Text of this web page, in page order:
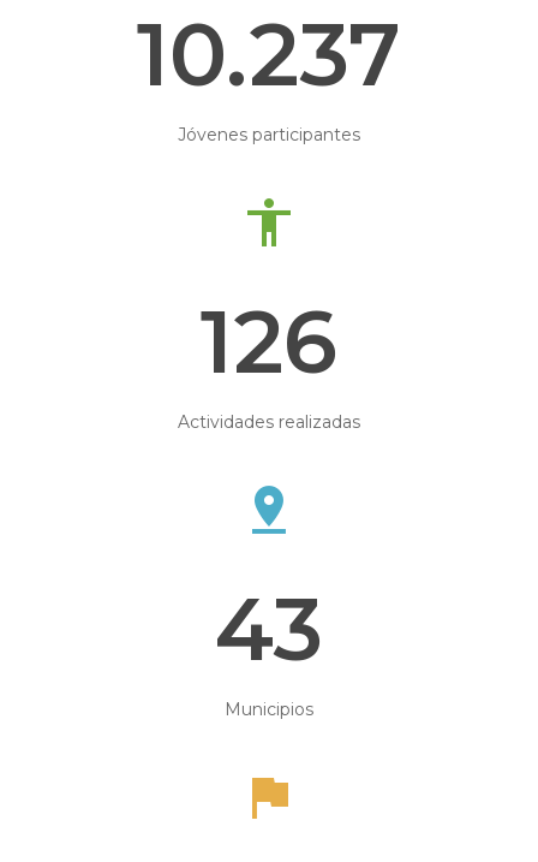
10.237
Jóvenes participantes
126
Actividades realizadas
43
Municipios